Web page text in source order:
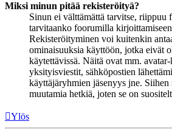
Miksi minun pitää rekisteröityä?
Sinun ei välttämättä tarvitse, riippuu
tarvitaanko foorumilla
Rekisteröityminen voi kuitenkin
ominaisuuksia käyttöön, jotka eivät
käytettävissä. Näitä ovat mm.
yksityisviestit, sähköpostien
käyttäjäryhmien jäsenyys jne. Siihen
muutamia hetkiä, joten se on
Ylös